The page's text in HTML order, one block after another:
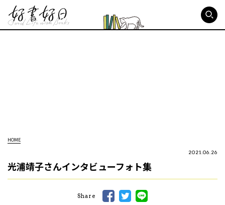
HOME
2021.06.26
光浦靖子さんインタビューフォト集
Share